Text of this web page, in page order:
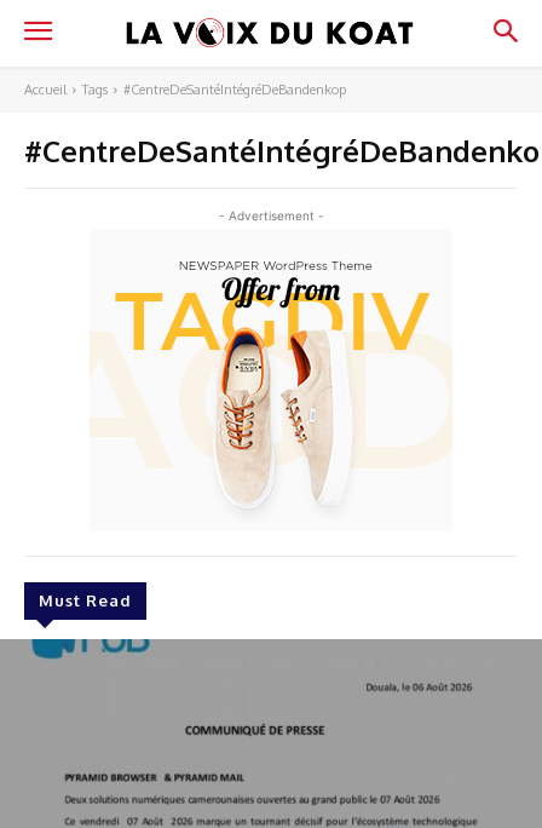
Accueil Tags #CentreDeSantéIntégréDeBandenkop
- Advertisement -
Must Read